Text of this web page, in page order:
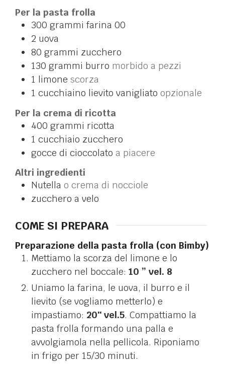
Per la pasta frolla
300 grammi farina 00
2 uova
80 grammi zucchero
130 grammi burro morbido a pezzi
1 limone scorza
1 cucchiaino lievito vanigliato opzionale
Per la crema di ricotta
400 grammi ricotta
1 cucchiaio zucchero
gocce di cioccolato a piacere
Altri ingredienti
Nutella o crema di nocciole
zucchero a velo
COME SI PREPARA
Preparazione della pasta frolla (con Bimby)
Mettiamo la scorza del limone e lo
zucchero nel boccale: 10 ” vel. 8
Uniamo la farina, le uova, il burro e il
lievito (se vogliamo metterlo) e
impastiamo: 20″ vel.5. Compattiamo la
pasta frolla formando una palla e
avvolgiamola nella pellicola. Riponiamo
in frigo per 15/30 minuti.